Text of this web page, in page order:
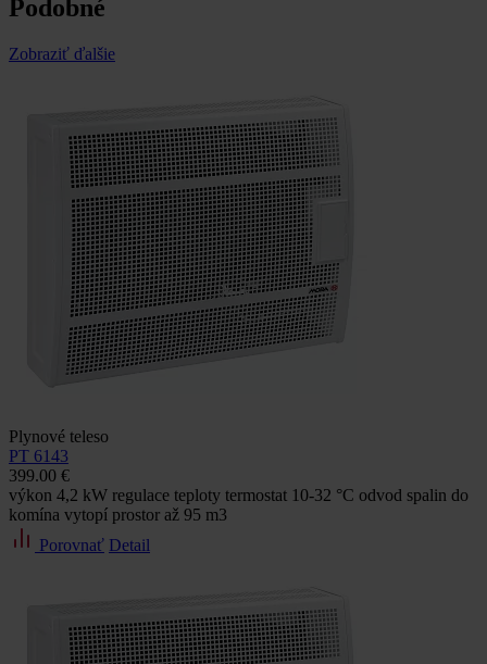
Podobné
Zobraziť ďalšie
Plynové teleso
PT 6143
399.00 €
výkon 4,2 kW regulace teploty termostat 10-32 °C odvod spalin do
komína vytopí prostor až 95 m3
Porovnať Detail